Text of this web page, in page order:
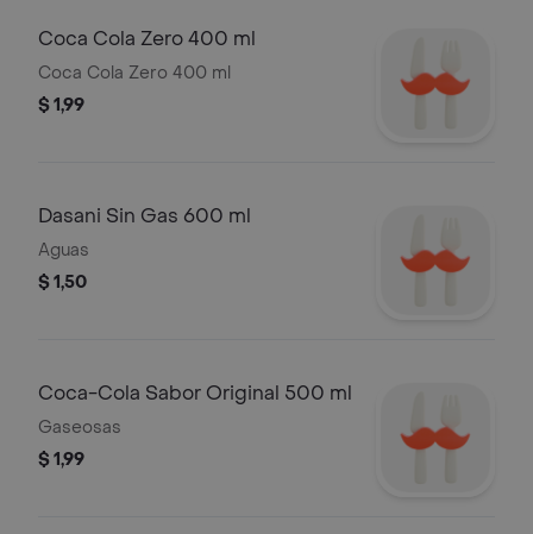
Coca Cola Zero 400 ml
Coca Cola Zero 400 ml
$ 1,99
Dasani Sin Gas 600 ml
Aguas
$ 1,50
Coca-Cola Sabor Original 500 ml
Gaseosas
$ 1,99